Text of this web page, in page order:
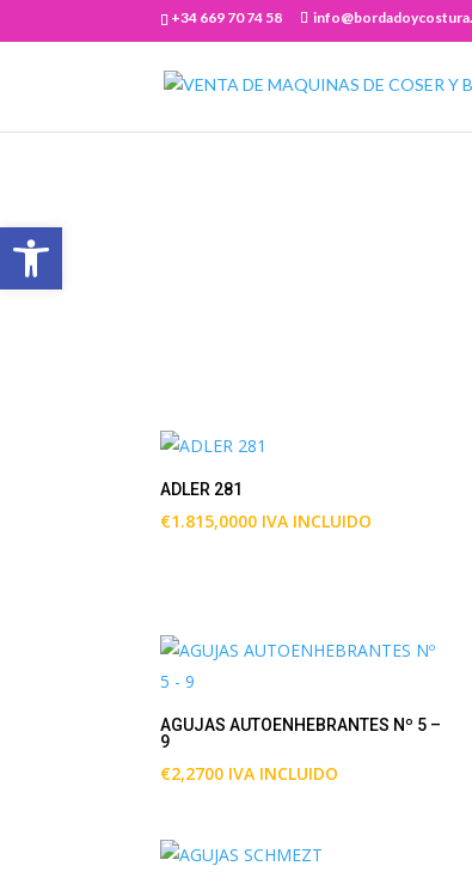
+34 669 70 74 58
ADLER 281
€1.815,0000 IVA INCLUIDO
AGUJAS AUTOENHEBRANTES Nº 5 –
9
€2,2700 IVA INCLUIDO
Abrir barra de herramientas